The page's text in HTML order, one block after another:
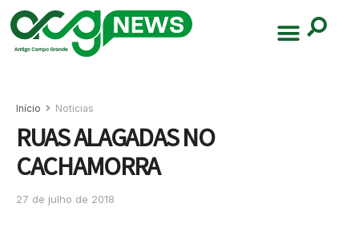
Início Noticias
RUAS ALAGADAS NO
CACHAMORRA
27 de julho de 2018